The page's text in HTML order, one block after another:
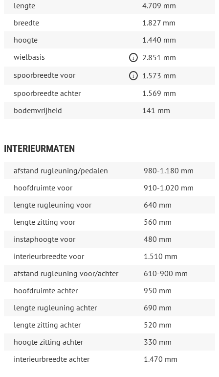
lengte
4.709 mm
breedte
1.827 mm
hoogte
1.440 mm
wielbasis
2.851 mm
spoorbreedte voor
1.573 mm
spoorbreedte achter
1.569 mm
bodemvrijheid
141 mm
INTERIEURMATEN
afstand rugleuning/pedalen
980-1.180 mm
hoofdruimte voor
910-1.020 mm
lengte rugleuning voor
640 mm
lengte zitting voor
560 mm
instaphoogte voor
480 mm
interieurbreedte voor
1.510 mm
afstand rugleuning voor/achter
610-900 mm
hoofdruimte achter
950 mm
lengte rugleuning achter
690 mm
lengte zitting achter
520 mm
hoogte zitting achter
330 mm
interieurbreedte achter
1.470 mm